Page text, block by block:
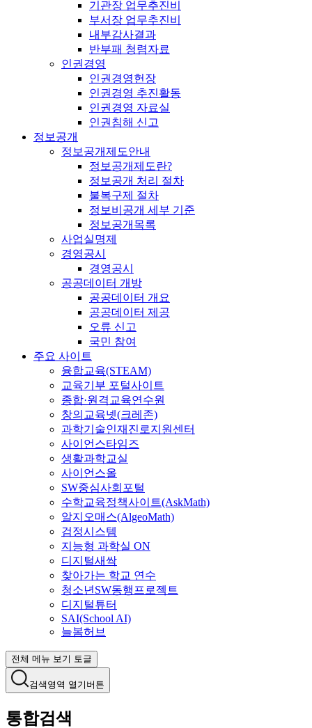
기관장 업무추진비
부서장 업무추진비
내부감사결과
반부패 청렴자료
인권경영
인권경영헌장
인권경영 추진활동
인권경영 자료실
인권침해 신고
정보공개
정보공개제도안내
정보공개제도란?
정보공개 처리 절차
불복구제 절차
정보비공개 세부 기준
정보공개목록
사업실명제
경영공시
경영공시
공공데이터 개방
공공데이터 개요
공공데이터 제공
오류 신고
국민 참여
주요 사이트
융합교육(STEAM)
교육기부 포털사이트
종합·원격교육연수원
창의교육넷(크레존)
과학기술인재진로지원센터
사이언스타임즈
생활과학교실
사이언스올
SW중심사회포털
수학교육정책사이트(AskMath)
알지오매스(AlgeoMath)
검정시스템
지능형 과학실 ON
디지털새싹
찾아가는 학교 연수
청소년SW동행프로젝트
디지털튜터
SAI(School AI)
늘봄허브
전체 메뉴 보기 토글
검색영역 열기버튼
통합검색